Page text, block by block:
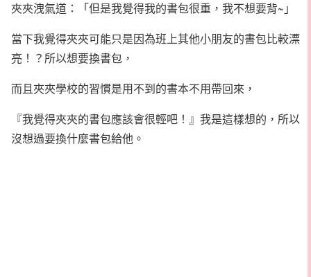
夾夾洩氣道：「但是我覺得我的書包很重，我不想要背~」
當下我覺得夾夾可能只是因為班上其他小朋友的書包比較漂
亮！？所以想要換書包，
而且夾夾學校的習慣是用不到的書本不用帶回來，
『我覺得夾夾的書包應該會很輕吧！』我是這樣想的，所以
沒想過要換什麼書包給他。